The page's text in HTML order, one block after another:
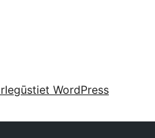
Iegūstiet WordPress